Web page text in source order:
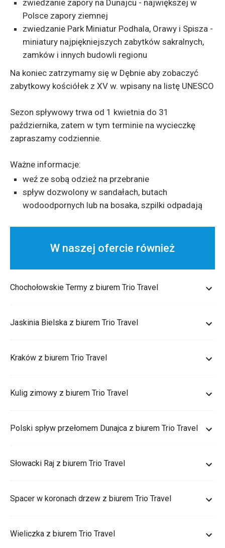
zwiedzanie zapory na Dunajcu - największej w
Polsce zapory ziemnej
zwiedzanie Park Miniatur Podhala, Orawy i Spisza -
miniatury najpiękniejszych zabytków sakralnych,
zamków i innych budowli regionu
Na koniec zatrzymamy się w Dębnie aby zobaczyć
zabytkowy kościółek z XV w. wpisany na listę UNESCO
Sezon spływowy trwa od 1 kwietnia do 31
października, zatem w tym terminie na wycieczkę
zapraszamy codziennie.
Ważne informacje:
weź ze sobą odzież na przebranie
spływ dozwolony w sandałach, butach
wodoodpornych lub na bosaka, szpilki odpadają
W naszej ofercie również
Chochołowskie Termy z biurem Trio Travel
Jaskinia Bielska z biurem Trio Travel
Kraków z biurem Trio Travel
Kulig zimowy z biurem Trio Travel
Polski spływ przełomem Dunajca z biurem Trio Travel
Słowacki Raj z biurem Trio Travel
Spacer w koronach drzew z biurem Trio Travel
Wieliczka z biurem Trio Travel